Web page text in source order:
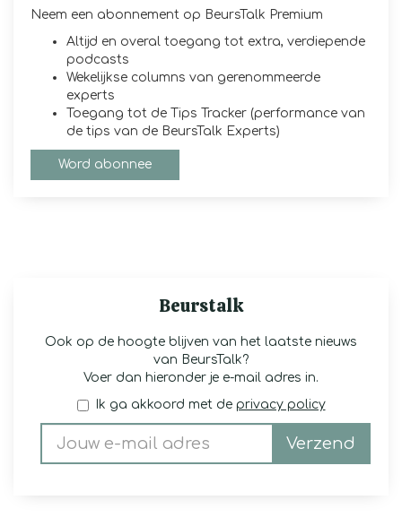
Neem een abonnement op BeursTalk Premium
Altijd en overal toegang tot extra, verdiepende
podcasts
Wekelijkse columns van gerenommeerde
experts
Toegang tot de Tips Tracker (performance van
de tips van de BeursTalk Experts)
Word abonnee
Beurstalk
Ook op de hoogte blijven van het laatste nieuws
van BeursTalk?
Voer dan hieronder je e-mail adres in.
Ik ga akkoord met de privacy policy
Verzend